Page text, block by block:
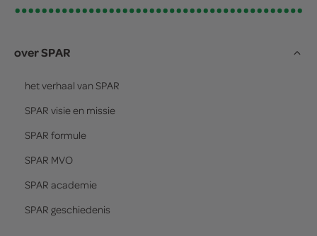
over SPAR
het verhaal van SPAR
SPAR visie en missie
SPAR formule
SPAR MVO
SPAR academie
SPAR geschiedenis